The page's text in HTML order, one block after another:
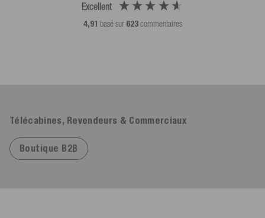
Excellent
4,91 basé sur 623commentaires
Télécabines, Revendeurs & Commerciaux
Boutique B2B